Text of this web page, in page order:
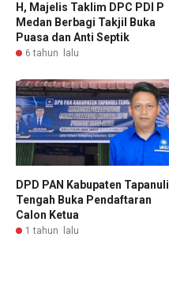
H, Majelis Taklim DPC PDI P
Medan Berbagi Takjil Buka
Puasa dan Anti Septik
6 tahun lalu
DPD PAN Kabupaten Tapanuli
Tengah Buka Pendaftaran
Calon Ketua
1 tahun lalu